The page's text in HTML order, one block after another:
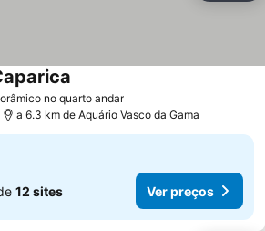
no quarto andarVer preços
a 6.3 km de Aquário Vasco da Gama
12 sites Ver preços